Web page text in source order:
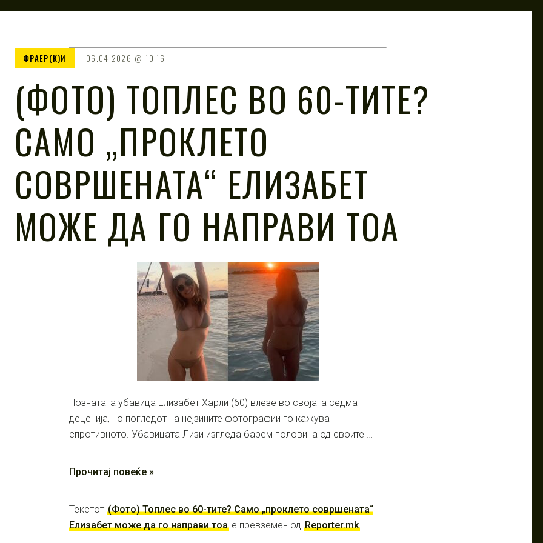
ФРАЕР(К)И 06.04.2026 10:16
(ФОТО) ТОПЛЕС ВО 60-ТИТЕ?
САМО „ПРОКЛЕТО
СОВРШЕНАТА“ ЕЛИЗАБЕТ
МОЖЕ ДА ГО НАПРАВИ ТОА
Познатата убавица Елизабет Харли (60) влезе во својата седма
деценија, но погледот на нејзините фотографии го кажува
спротивното. Убавицата Лизи изгледа барем половина од своите …
Прочитај повеќе »
Текстот (Фото) Топлес во 60-тите? Само „проклето совршената“
Елизабет може да го направи тоа е превземен од Reporter.mk.